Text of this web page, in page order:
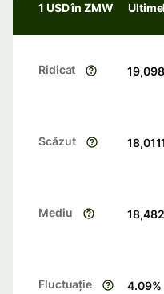
1 USD în ZMW
Ridicat
Scăzut 18,0111
Mediu
Fluctuație 4.09%